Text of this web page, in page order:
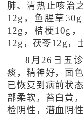
肺、清热止咳治
12g，鱼腥草
12g，桔梗10g
12g，茯苓12g，
8月26日五
痰，精神好，面
已恢复到病前状
部柔软，苔白黄
检阴性，潜血阴